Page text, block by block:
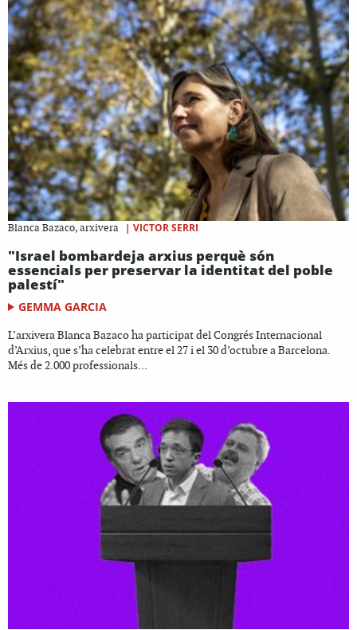
Blanca Bazaco, arxivera | VICTOR SERRI
"Israel bombardeja arxius perquè són
essencials per preservar la identitat del poble
palestí"
GEMMA GARCIA
L’arxivera Blanca Bazaco ha participat del Congrés Internacional
d’Arxius, que s’ha celebrat entre el 27 i el 30 d’octubre a Barcelona.
Més de 2.000 professionals...